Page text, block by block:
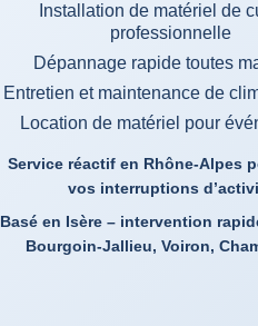
Installation de matériel de
professionnelle
Dépannage rapide toutes
Entretien et maintenance de
Location de matériel pour
Service réactif en Rhône-Alpes
vos interruptions
Basé en Isère – intervention
Bourgoin-Jallieu, Voiron,